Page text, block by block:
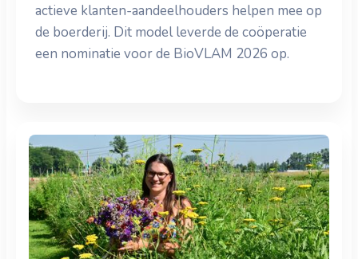
actieve klanten-aandeelhouders helpen mee op
de boerderij. Dit model leverde de coöperatie
een nominatie voor de BioVLAM 2026 op.